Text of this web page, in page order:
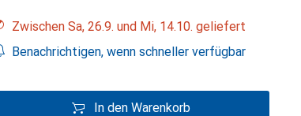
Zwischen Sa, 26.9. und Mi, 14.10. geliefert
Benachrichtigen, wenn schneller verfügbar
In den Warenkorb